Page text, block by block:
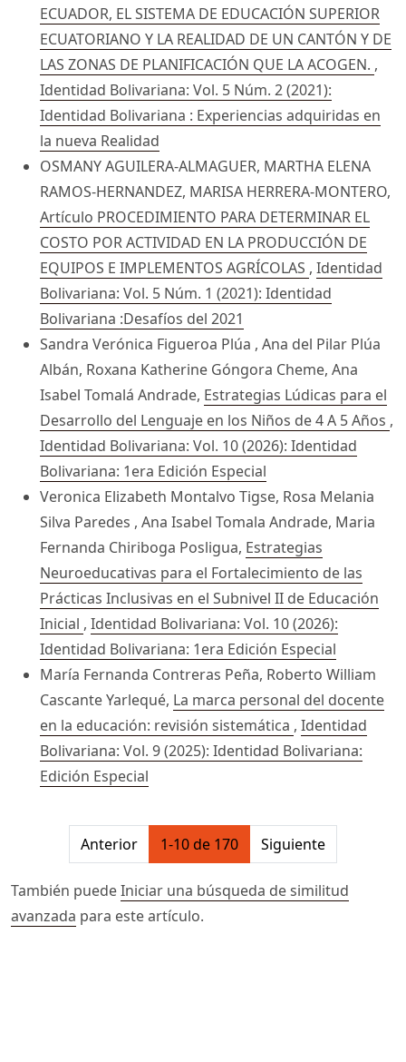
ECUADOR, EL SISTEMA DE EDUCACIÓN SUPERIOR
ECUATORIANO Y LA REALIDAD DE UN CANTÓN Y DE
LAS ZONAS DE PLANIFICACIÓN QUE LA ACOGEN. ,
Identidad Bolivariana: Vol. 5 Núm. 2 (2021):
Identidad Bolivariana : Experiencias adquiridas en
la nueva Realidad
OSMANY AGUILERA-ALMAGUER, MARTHA ELENA
RAMOS-HERNANDEZ, MARISA HERRERA-MONTERO,
Artículo PROCEDIMIENTO PARA DETERMINAR EL
COSTO POR ACTIVIDAD EN LA PRODUCCIÓN DE
EQUIPOS E IMPLEMENTOS AGRÍCOLAS , Identidad
Bolivariana: Vol. 5 Núm. 1 (2021): Identidad
Bolivariana :Desafíos del 2021
Sandra Verónica Figueroa Plúa , Ana del Pilar Plúa
Albán, Roxana Katherine Góngora Cheme, Ana
Isabel Tomalá Andrade, Estrategias Lúdicas para el
Desarrollo del Lenguaje en los Niños de 4 A 5 Años ,
Identidad Bolivariana: Vol. 10 (2026): Identidad
Bolivariana: 1era Edición Especial
Veronica Elizabeth Montalvo Tigse, Rosa Melania
Silva Paredes , Ana Isabel Tomala Andrade, Maria
Fernanda Chiriboga Posligua, Estrategias
Neuroeducativas para el Fortalecimiento de las
Prácticas Inclusivas en el Subnivel II de Educación
Inicial , Identidad Bolivariana: Vol. 10 (2026):
Identidad Bolivariana: 1era Edición Especial
María Fernanda Contreras Peña, Roberto William
Cascante Yarlequé, La marca personal del docente
en la educación: revisión sistemática , Identidad
Bolivariana: Vol. 9 (2025): Identidad Bolivariana:
Edición Especial
##issue.pagination##
Anterior 1-10 de 170 Siguiente
También puedeIniciar una búsqueda de similitud
avanzada para este artículo.